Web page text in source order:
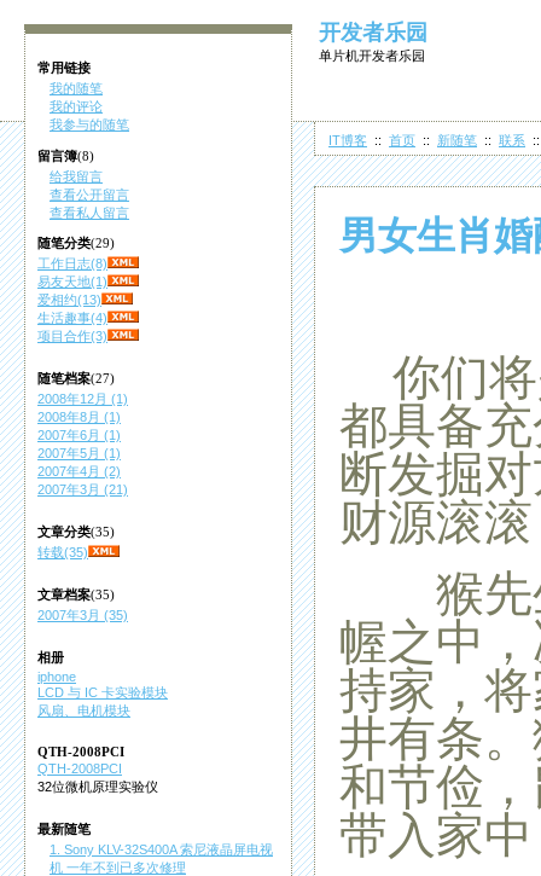
开发者乐园
单片机开发者乐园
IT博客 :: 首页 :: 新随笔 :: 联系
常用链接
我的随笔
我的评论
我参与的随笔
留言簿(8)
给我留言
查看公开留言
查看私人留言
随笔分类(29)
工作日志(8)
易友天地(1)
爱相约(13)
生活趣事(4)
项目合作(3)
随笔档案(27)
2008年12月 (1)
2008年8月 (1)
2007年6月 (1)
2007年5月 (1)
2007年4月 (2)
2007年3月 (21)
文章分类(35)
转载(35)
文章档案(35)
2007年3月 (35)
相册
iphone
LCD 与 IC 卡实验模块
风扇、电机模块
QTH-2008PCI
QTH-2008PCI
32位微机原理实验仪
最新随笔
1. Sony KLV-32S400A 索尼液晶屏电视
机 一年不到已多次修理
男女生肖
你们将
都具备
断发掘
财源滚
猴先生
幄之中
持家，
井有条
和节俭
带入家